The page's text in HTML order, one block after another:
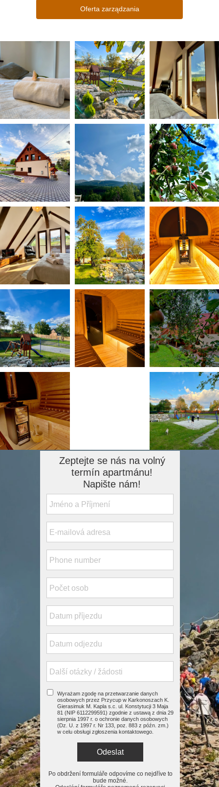
Oferta zarządzania
Po obdržení formuláře odpovíme co nejdříve to
bude možné.
Zeptejte se nás na volný
termín apartmánu!
Napište nám!
Wyrażam zgodę na przetwarzanie danych
osobowych przez Przycup w Karkonoszach K.
Gierasimuk M. Kapla s.c. ul. Konstytucji 3 Maja
81 (NIP 6112299591) zgodnie z ustawą z dnia 29
sierpnia 1997 r. o ochronie danych osobowych
(Dz. U. z 1997 r. Nr 133, poz. 883 z późn. zm.)
w celu obsługi zgłoszenia kontaktowego.
Odeslat